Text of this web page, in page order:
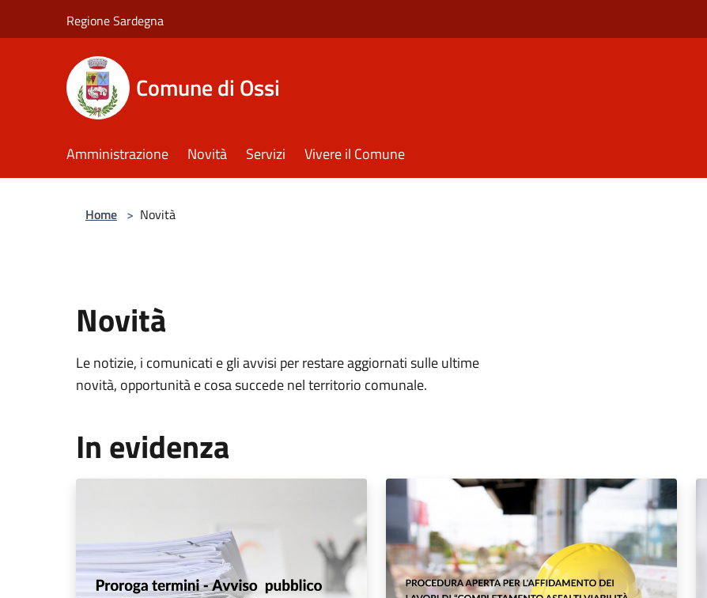
Regione Sardegna
Comune di Ossi
Amministrazione Novità Servizi Vivere il Comune
Home > Novità
Novità
Le notizie, i comunicati e gli avvisi per restare aggiornati sulle ultime
novità, opportunità e cosa succede nel territorio comunale.
In evidenza